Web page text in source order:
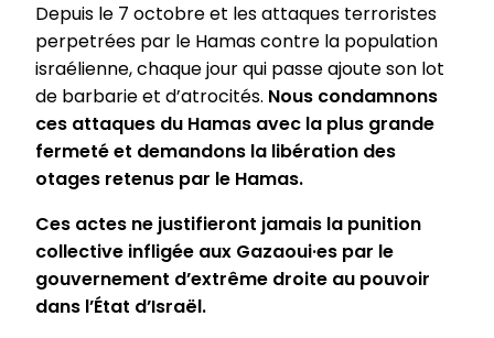
Depuis le 7 octobre et les attaques terroristes
perpetrées par le Hamas contre la population
israélienne, chaque jour qui passe ajoute son lot
de barbarie et d’atrocités. Nous condamnons
ces attaques du Hamas avec la plus grande
fermeté et demandons la libération des
otages retenus par le Hamas.
Ces actes ne justifieront jamais la punition
collective infligée aux Gazaoui·es par le
gouvernement d’extrême droite au pouvoir
dans l’État d’Israël.